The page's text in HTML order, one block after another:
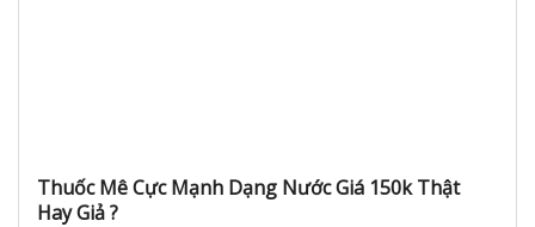
Thuốc Mê Cực Mạnh Dạng Nước Giá 150k Thật
Hay Giả ?